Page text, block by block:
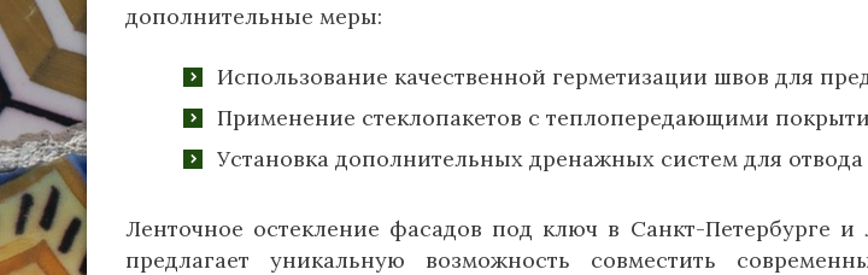
дополнительные меры:
Использование качественной герметизации швов для
Применение стеклопакетов с теплопередающими
Установка дополнительных дренажных систем для
Ленточное остекление фасадов под ключ в Санкт-Петербурге и
предлагает уникальную возможность совместить